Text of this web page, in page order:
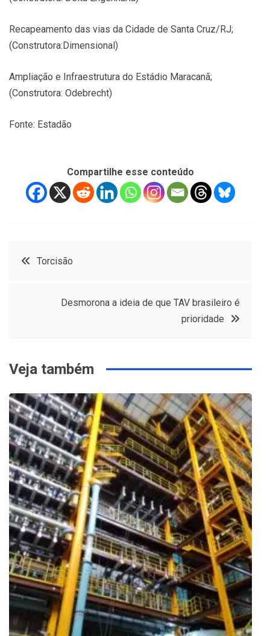
Recapeamento das vias da Cidade de Santa Cruz/RJ;
(Construtora:Dimensional)
Ampliação e Infraestrutura do Estádio Maracanã;
(Construtora: Odebrecht)
Fonte: Estadão
Compartilhe esse conteúdo
Navegação
Torcisão
Desmorona a ideia de que TAV brasileiro é
prioridade
Veja também